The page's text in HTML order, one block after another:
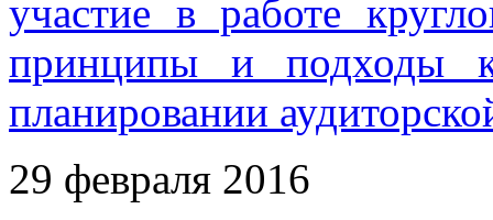
участие в работе
принципы и подходы
планировании
29 февраля 2016